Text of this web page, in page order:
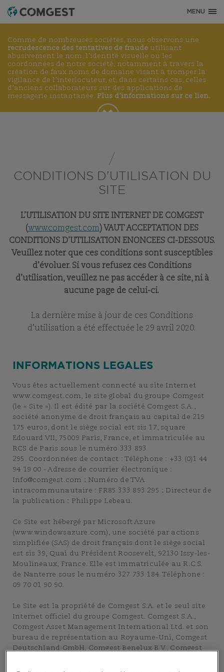
MENU
CONDITIONS D'UTILISATION DU
SITE
L’UTILISATION DU SITE INTERNET DE COMGEST
(www.comgest.com) VAUT ACCEPTATION DES
CONDITIONS D’UTILISATION ENONCEES CI-DESSOUS.
Veuillez noter que ces conditions sont susceptibles
d’évoluer. Si vous refusez ces Conditions
d’utilisation, veuillez ne pas accéder à ce site, ni à
aucune page de celui-ci.
La dernière mise à jour de ces Conditions
d’utilisation a été effectuée le 29 avril 2020.
INFORMATIONS LEGALES
Vous êtes actuellement connecté au site Internet
www.comgest.com, le site global du groupe Comgest
(le « Site »). Il est édité par la société Comgest S.A.,
société anonyme de droit français au capital de 219
175 euros, dont le siège social est sis 17, square
Edouard VII, 75009 Paris, France, et immatriculée au
RCS de Paris sous le numéro 333 893
295. Coordonnées de contact : Téléphone : +33 (0)1 44
94 19 00 - Adresse de courrier électronique :
Info@comgest.com ; Numéro de TVA
intracommunautaire : FR85 333 893 295 ; Directeur de
la publication : Philippe Lebeau.
Ce Site est hébergé par Microsoft Azure
(www.windowsazure.com), une société par actions
simplifiée (SAS) de droit français dont le siège social
est sis 39, Quai du Président Roosevelt, 92130 Issy-les-
Moulineaux, France. Elle est immatriculée au R.C.S.
de Nanterre sous le numéro 327 733 184. Téléphone :
09 70 01 90 90.
Le Site est la propriété de Comgest S.A. et le seul site
Internet officiel du groupe Comgest. Comgest S.A.,
Comgest Asset Management International Ltd. et son
bureau de représentation au Royaume-Uni, Comgest
Deutschland GmbH, Comgest Benelux B.V., Comgest
Comme de nombreuses sociétés, nous observons une
recrudescence des tentatives de fraude utilisant
abusivement le nom, l’identité visuelle ou les
coordonnées de notre société, notamment à travers la
création de faux noms de domaine visant à tromper la
vigilance de l’interlocuteur, et, dans certains cas, celles
d’anciens collaborateurs sur des applications de
messagerie instantanée. Plus d’informations sur ce lien.